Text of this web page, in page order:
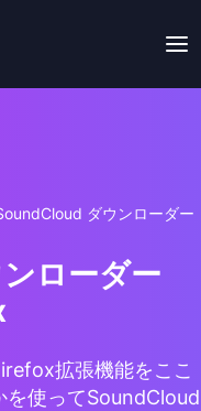
ダウンローダー
ローダー
拡張機能をここ
を使ってSoundCloud